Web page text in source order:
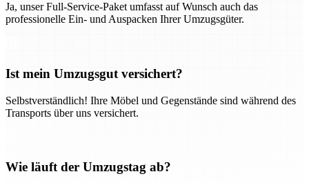
Ja, unser Full-Service-Paket umfasst auf Wunsch auch das
professionelle Ein- und Auspacken Ihrer Umzugsgüter.
Ist mein Umzugsgut versichert?
Selbstverständlich! Ihre Möbel und Gegenstände sind während des
Transports über uns versichert.
Wie läuft der Umzugstag ab?